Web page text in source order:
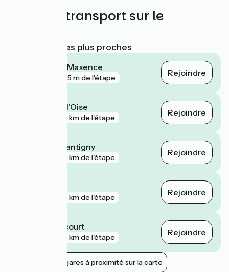
Trains et transport sur le
Gares SNCF les plus proches
Pont-Sainte-Maxence
25 m de l'étape Rejoindre
Clermont de l'Oise
2 km de l'étape Rejoindre
Liancourt - Rantigny
4 km de l'étape Rejoindre
7 km de l'étape Rejoindre
Rieux - Angicourt
7 km de l'étape Rejoindre
Afficher les gares à proximité sur la carte